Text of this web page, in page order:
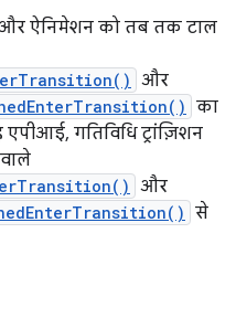
ऐनिमेशन को तब तक टाल
और
का
गतिविधि ट्रांज़िशन
और
से